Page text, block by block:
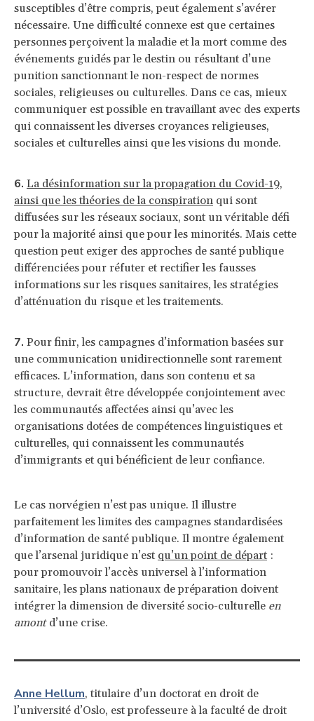
susceptibles d’être compris, peut également s’avérer
nécessaire. Une difficulté connexe est que certaines
personnes perçoivent la maladie et la mort comme des
événements guidés par le destin ou résultant d’une
punition sanctionnant le non-respect de normes
sociales, religieuses ou culturelles. Dans ce cas, mieux
communiquer est possible en travaillant avec des experts
qui connaissent les diverses croyances religieuses,
sociales et culturelles ainsi que les visions du monde.
La désinformation sur la propagation du Covid-19,
ainsi que les théories de la conspiration qui sont
diffusées sur les réseaux sociaux, sont un véritable défi
pour la majorité ainsi que pour les minorités. Mais cette
question peut exiger des approches de santé publique
différenciées pour réfuter et rectifier les fausses
informations sur les risques sanitaires, les stratégies
d’atténuation du risque et les traitements.
Pour finir, les campagnes d’information basées sur
une communication unidirectionnelle sont rarement
efficaces. L’information, dans son contenu et sa
structure, devrait être développée conjointement avec
les communautés affectées ainsi qu’avec les
organisations dotées de compétences linguistiques et
culturelles, qui connaissent les communautés
d’immigrants et qui bénéficient de leur confiance.
Le cas norvégien n’est pas unique. Il illustre
parfaitement les limites des campagnes standardisées
d’information de santé publique. Il montre également
que l’arsenal juridique n’est qu’un point de départ :
pour promouvoir l’accès universel à l’information
sanitaire, les plans nationaux de préparation doivent
intégrer la dimension de diversité socio-culturelle en
amont d’une crise.
Anne Hellum, titulaire d’un doctorat en droit de
l’université d’Oslo, est professeure à la faculté de droit